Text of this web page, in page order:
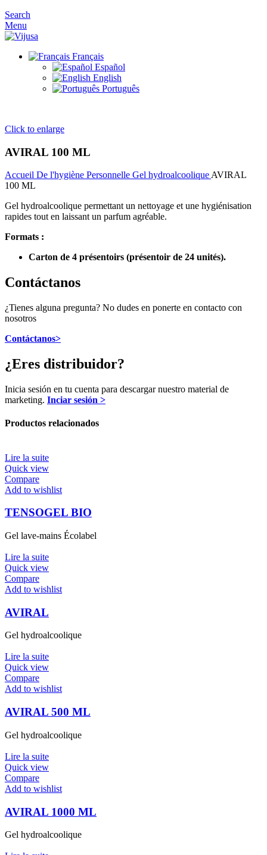
Search
Menu
Français
Español
English
Português
Click to enlarge
AVIRAL 100 ML
Accueil De l'hygiène Personnelle Gel hydroalcooliqueAVIRAL
100 ML
Gel hydroalcoolique permettant un nettoyage et une hygiénisation
rapides tout en laissant un parfum agréable.
Formats :
Carton de 4 présentoirs (présentoir de 24 unités).
Contáctanos
¿Tienes alguna pregunta? No dudes en ponerte en contacto con
nosotros
Contáctanos>
¿Eres distribuidor?
Inicia sesión en tu cuenta para descargar nuestro material de
marketing. Inciar sesión >
Productos relacionados
Lire la suite
Quick view
Compare
Add to wishlist
TENSOGEL BIO
Gel lave-mains Écolabel
Lire la suite
Quick view
Compare
Add to wishlist
AVIRAL
Gel hydroalcoolique
Lire la suite
Quick view
Compare
Add to wishlist
AVIRAL 500 ML
Gel hydroalcoolique
Lire la suite
Quick view
Compare
Add to wishlist
AVIRAL 1000 ML
Gel hydroalcoolique